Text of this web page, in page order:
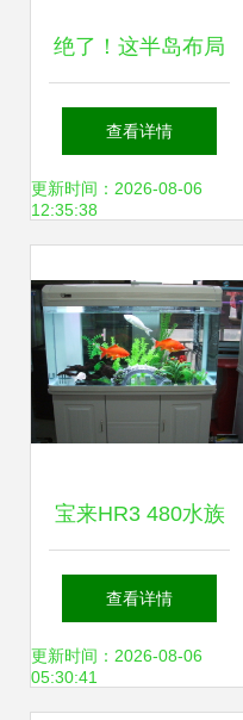
绝了！这半岛布局
海缸真是美绝了 打
造梦幻水族箱的艺
查看详情
更新时间：2026-08-06
12:35:38
宝来HR3 480水族
箱材质与水浑浊原
因解析
查看详情
更新时间：2026-08-06
05:30:41